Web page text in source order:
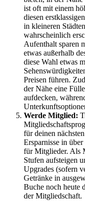
ist oft mit einem
diesen
in kleineren
wahrscheinlich
Aufenthalt sparen
etwas außerhalb
diese Wahl etwas
Preisen führen.
der Nähe eine
aufdecken,
Werde Mitglied:
für deinen
Ersparnisse in
für Mitglieder. Als
Stufen aufsteigen
Upgrades (sofern
Getränke in
Buche noch heute
der Mitgliedschaft.